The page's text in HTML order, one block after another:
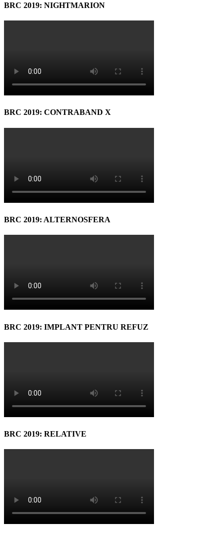
BRC 2019: NIGHTMARION
BRC 2019: CONTRABAND X
BRC 2019: ALTERNOSFERA
BRC 2019: IMPLANT PENTRU REFUZ
BRC 2019: RELATIVE